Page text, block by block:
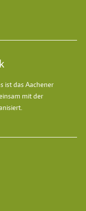
ist das Aachener
mit der